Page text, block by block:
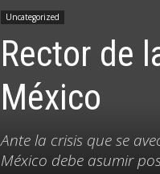
Uncategorized
Rector de
México
Ante la crisis que se
México debe asumir